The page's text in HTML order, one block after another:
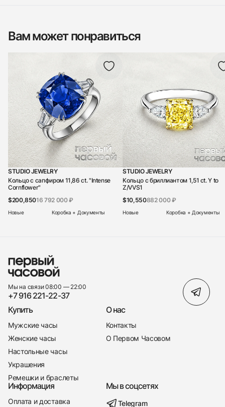
Вам может понравиться
STUDIO JEWELRY
Кольцо с сапфиром 11,86 ct. "Intense
Cornflower"
$200,85016 792 000 ₽
Новые Коробка + Документы
STUDIO JEWELRY
Кольцо с бриллиантом 1,51 сt. Y to
Z/VVS1
$10,550882 000 ₽
Новые Коробка + Документы
Мы на связи 08:00 — 22:00
+7 916 221-22-37
Купить
Мужские часы
Женские часы
Настольные часы
Украшения
Ремешки и браслеты
О нас
Контакты
О Первом Часовом
Информация
Оплата и доставка
Мы в соцсетях
Telegram